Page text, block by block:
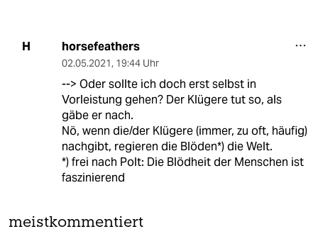
H horsefeathers
02.05.2021, 19:44 Uhr
--> Oder sollte ich doch erst selbst in
Vorleistung gehen? Der Klügere tut so, als
gäbe er nach.
Nö, wenn die/der Klügere (immer, zu oft, häufig)
nachgibt, regieren die Blöden*) die Welt.
*) frei nach Polt: Die Blödheit der Menschen ist
faszinierend
meistkommentiert